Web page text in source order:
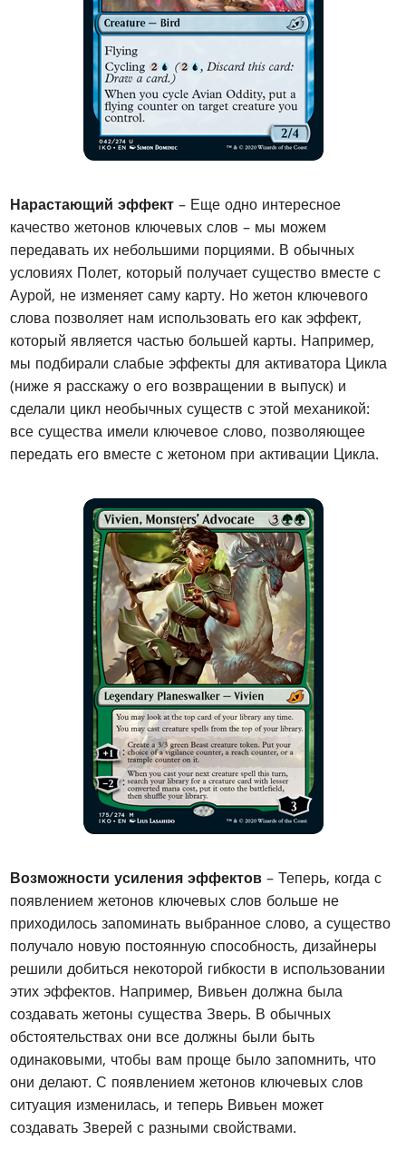
Нарастающий эффект – Еще одно интересное
качество жетонов ключевых слов – мы можем
передавать их небольшими порциями. В обычных
условиях Полет, который получает существо вместе с
Аурой, не изменяет саму карту. Но жетон ключевого
слова позволяет нам использовать его как эффект,
который является частью большей карты. Например,
мы подбирали слабые эффекты для активатора Цикла
(ниже я расскажу о его возвращении в выпуск) и
сделали цикл необычных существ с этой механикой:
все существа имели ключевое слово, позволяющее
передать его вместе с жетоном при активации Цикла.
Возможности усиления эффектов – Теперь, когда с
появлением жетонов ключевых слов больше не
приходилось запоминать выбранное слово, а существо
получало новую постоянную способность, дизайнеры
решили добиться некоторой гибкости в использовании
этих эффектов. Например, Вивьен должна была
создавать жетоны существа Зверь. В обычных
обстоятельствах они все должны были быть
одинаковыми, чтобы вам проще было запомнить, что
они делают. С появлением жетонов ключевых слов
ситуация изменилась, и теперь Вивьен может
создавать Зверей с разными свойствами.